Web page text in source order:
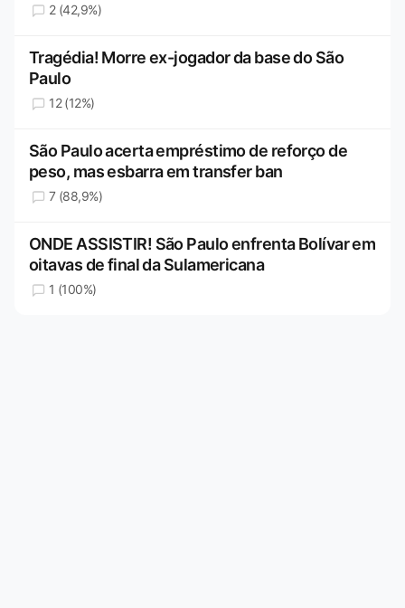
2 (42,9%)
Tragédia! Morre ex-jogador da base do São
Paulo
12 (12%)
São Paulo acerta empréstimo de reforço de
peso, mas esbarra em transfer ban
7 (88,9%)
ONDE ASSISTIR! São Paulo enfrenta Bolívar em
oitavas de final da Sulamericana
1 (100%)